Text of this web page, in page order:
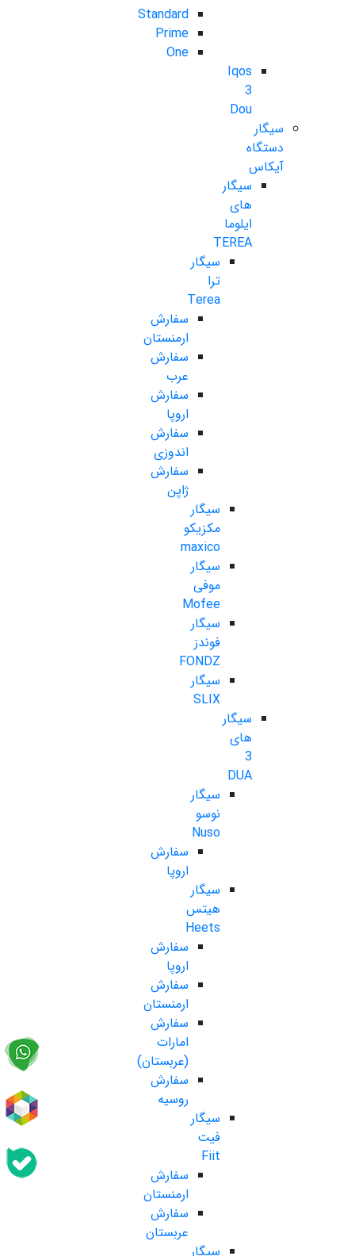
Standard
Prime
One
Iqos
3
Dou
سیگار
دستگاه
آیکاس
سیگار
های
ایلوما
TEREA
سیگار
ترا
Terea
سفارش
ارمنستان
سفارش
عرب
سفارش
اروپا
سفارش
اندوزی
سفارش
ژاپن
سیگار
مکزیکو
maxico
سیگار
موفی
Mofee
سیگار
فوندز
FONDZ
سیگار
SLIX
سیگار
های
3
DUA
سیگار
نوسو
Nuso
سفارش
اروپا
سیگار
هیتس
Heets
سفارش
اروپا
سفارش
ارمنستان
سفارش
امارات
(عربستان)
سفارش
روسیه
سیگار
فیت
Fiit
سفارش
ارمنستان
سفارش
عربستان
سیگار